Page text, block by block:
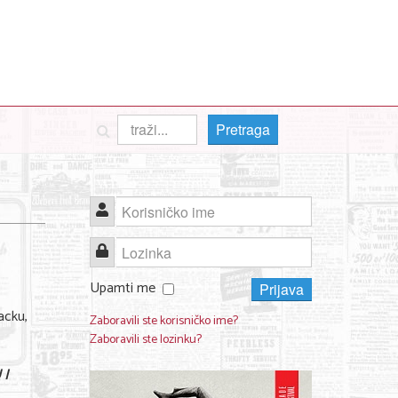
Pretraga
I
Korisničko ime
Lozinka
Upamti me
Prijava
Zaboravili ste korisničko ime?
Zaboravili ste lozinku?